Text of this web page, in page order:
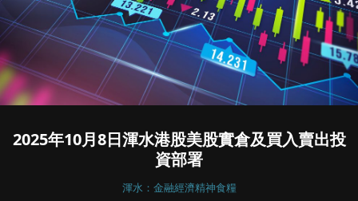
2025年10月8日渾水港股美股實倉及買入賣出投
資部署
渾水：金融經濟精神食糧